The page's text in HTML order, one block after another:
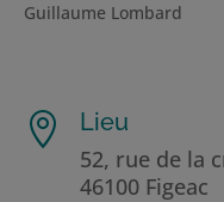
Guillaume Lombard

Lieu
52, rue de la
46100 Figeac